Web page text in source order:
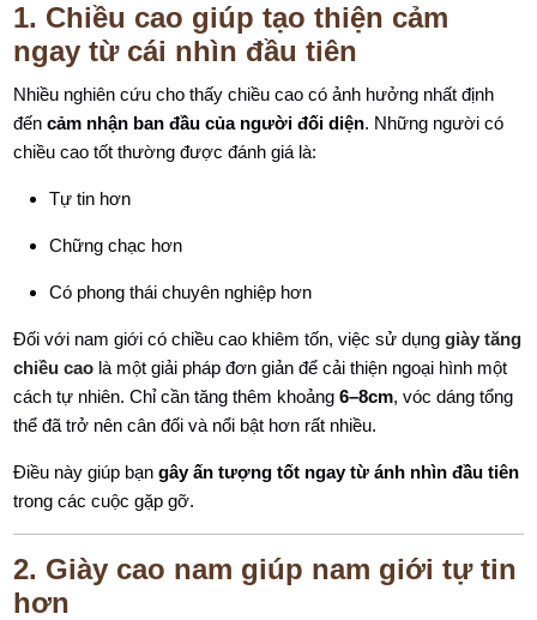
1. Chiều cao giúp tạo thiện cảm
ngay từ cái nhìn đầu tiên
Nhiều nghiên cứu cho thấy chiều cao có ảnh hưởng nhất định
đếncảm nhận ban đầu của người đối diện. Những người có
chiều cao tốt thường được đánh giá là:
Tự tin hơn
Chững chạc hơn
Có phong thái chuyên nghiệp hơn
Đối với nam giới có chiều cao khiêm tốn, việc sử dụnggiày tăng
chiều cao là một giải pháp đơn giản để cải thiện ngoại hình một
cách tự nhiên. Chỉ cần tăng thêm khoảng6–8cm, vóc dáng tổng
thể đã trở nên cân đối và nổi bật hơn rất nhiều.
Điều này giúp bạngây ấn tượng tốt ngay từ ánh nhìn đầu tiên
trong các cuộc gặp gỡ.
2. Giày cao nam giúp nam giới tự tin
hơn